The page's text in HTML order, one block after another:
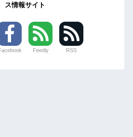
ス情報サイト
Feedly RSS